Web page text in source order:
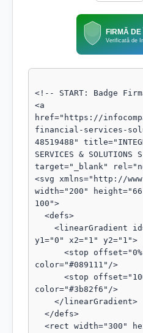
FIRMĂ
Verificată de
<!-- START: Badge
<a
href="https://
financial-services-
48519488"
SERVICES & SOLUTIONS
target="_blank"
<svg xmlns="http://
width="200"
100">
y1="0" x2="1" y2="1">
color="#089111"/>
color="#3b82f6"/>